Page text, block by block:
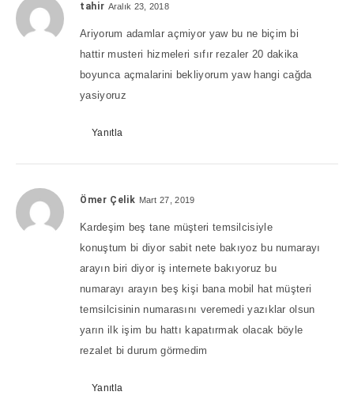
tahir Aralık 23, 2018
Ariyorum adamlar açmiyor yaw bu ne biçim bi
hattir musteri hizmeleri sıfır rezaler 20 dakika
boyunca açmalarini bekliyorum yaw hangi cağda
yasiyoruz
Yanıtla
Ömer Çelik Mart 27, 2019
Kardeşim beş tane müşteri temsilcisiyle
konuştum bi diyor sabit nete bakıyoz bu numarayı
arayın biri diyor iş internete bakıyoruz bu
numarayı arayın beş kişi bana mobil hat müşteri
temsilcisinin numarasını veremedi yazıklar olsun
yarın ilk işim bu hattı kapatırmak olacak böyle
rezalet bi durum görmedim
Yanıtla